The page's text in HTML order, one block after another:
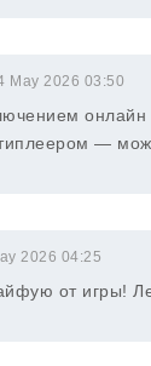
May 2026 03:50
—
2026 04:25
от игры!